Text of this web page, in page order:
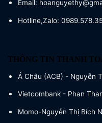
Email:
Hotline,Zalo:
THÔNG TIN THANH
Á Châu (ACB) - Nguyễn
Vietcombank - Phan
Momo-Nguyễn Thị Bích